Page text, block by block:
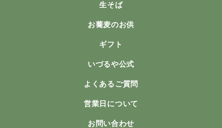
生そば
お蕎麦のお供
ギフト
いづるや公式
よくあるご質問
営業日について
お問い合わせ